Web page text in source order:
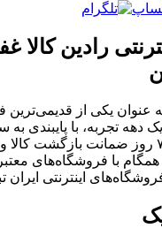
رادین کالا
عنوان یکی از
یک دهه تجربه، با پایبندی
پرداخت در محل، ۷ روز ضمانت
همگام با فروشگاه‌های
اینترنتی ایران